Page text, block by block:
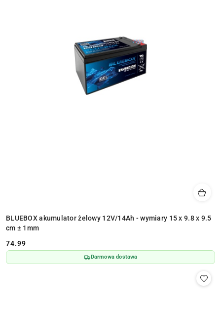
BLUEBOX akumulator żelowy 12V/14Ah - wymiary 15 x 9.8 x 9.5
cm ± 1mm
Cena:
74.99
Darmowa dostawa